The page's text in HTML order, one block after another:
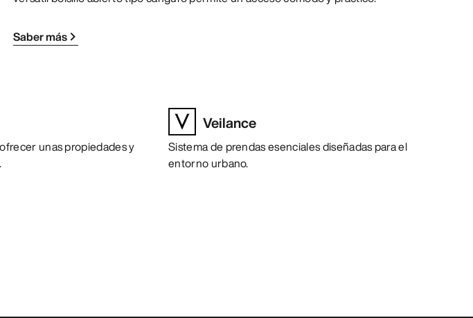
Saber más
unas propiedades y
Veilance
Sistema de prendas esenciales diseñadas para el
entorno urbano.